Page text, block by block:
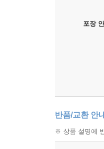
포장
반품/교환 안
※ 상품 설명에